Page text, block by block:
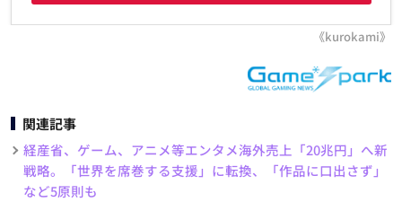
《kurokami》
関連記事
経産省、ゲーム、アニメ等エンタメ海外売上「20兆円」へ新
戦略。「世界を席巻する支援」に転換、「作品に口出さず」
など5原則も